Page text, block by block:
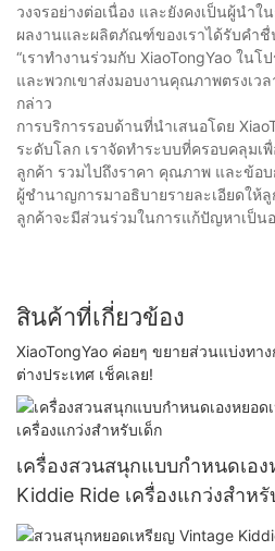
วงจรอย่างต่อเนื่อง และยังคงเป็นผู้นำ
ผลงานและผลิตภัณฑ์ของเราได้รับคำ
“เราทำงานร่วมกับ XiaoTongYao ใน
และพวกเขาส่งมอบงานคุณภาพตรงเวล
กล่าว
การบริการรอบด้านที่นำเสนอโดย
ระดับโลก เราจัดทำระบบที่ครอบคลุมเ
ลูกค้า รวมไปถึงราคา คุณภาพ และข้อบ
ผู้ชำนาญการมาอธิบายรายละเอียดให้
ลูกค้าจะมีส่วนร่วมในการแก้ปัญหาเป็น
สินค้าที่เกี่ยวข้อง
XiaoTongYao ค่อยๆ ขยายส่วนแบ่งทา
ต่างประเทศ เช็คเลย!
เครื่องสวนสนุกแบบกำหนดเอ
Kiddie Ride เครื่องแกว่งสำหรั